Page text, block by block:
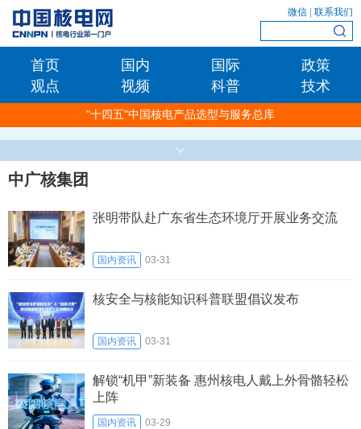
微信 联系我们
首页 国内 国际
政策
观点
视频 科普 技术
"十四五"中国核电产品选型与服务总库
中广核集团
张明带队赴广东省生态环境厅开展业务交流
国内资讯 03-31
核安全与核能知识科普联盟倡议发布
国内资讯 03-31
解锁“机甲”新装备 惠州核电人戴上外骨骼轻松
上阵
国内资讯 03-29